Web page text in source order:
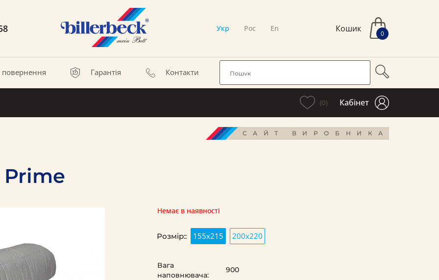
Укр Рос En Кошик 0
повернення Гарантія Контакти
(0) Кабінет
САЙТ ВИРОБНИКА
Немає в наявності
Розмір:: 155х215 200х220
Вага
наповнювача:
900